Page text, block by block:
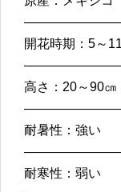
開花時期：5～
高さ：20～90㎝
耐暑性：強い
耐寒性：弱い